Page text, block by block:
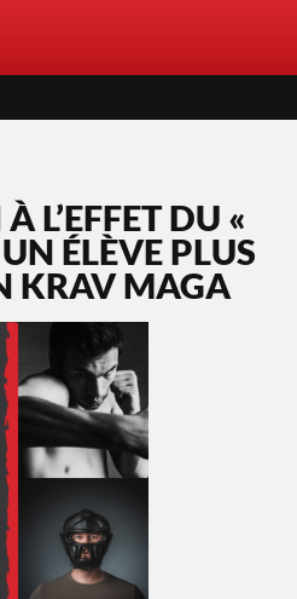
L’EFFET DU «
ÉLÈVE PLUS
KRAV MAGA